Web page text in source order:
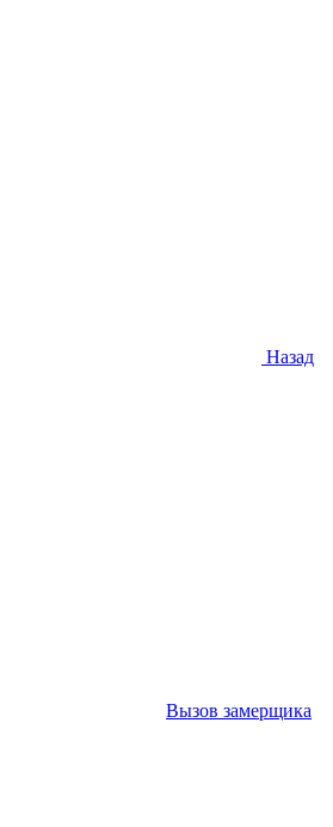
Назад
Вызов замерщика